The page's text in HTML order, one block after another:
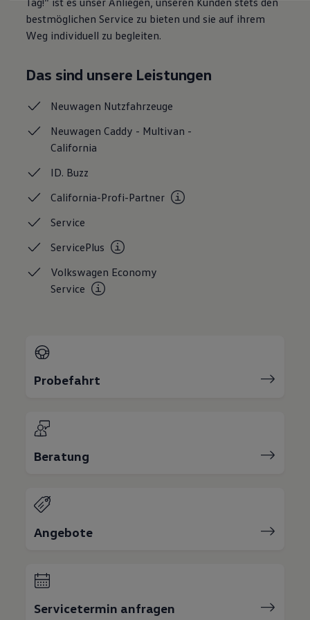
Autonomes Fahren
Mehr zum ID. Buzz
Online Beratung
California Magazin & Ratgeber
Routen & Reisen
California App
California Lifestyle & Zubehör
Marke
Karriere
Karriere im Autohaus
Kunden
Natur
Events
Rückblick VW Bus Festival 2023
Uptime
bestmöglichen Service zu bieten und sie auf ihrem
Weg individuell zu begleiten.
Das sind unsere Leistungen
Neuwagen Nutzfahrzeuge
Neuwagen Caddy - Multivan -
California
ID. Buzz
California-Profi-Partner
Service
ServicePlus
Volkswagen Economy
Service
Probefahrt
Beratung
Angebote
Servicetermin anfragen